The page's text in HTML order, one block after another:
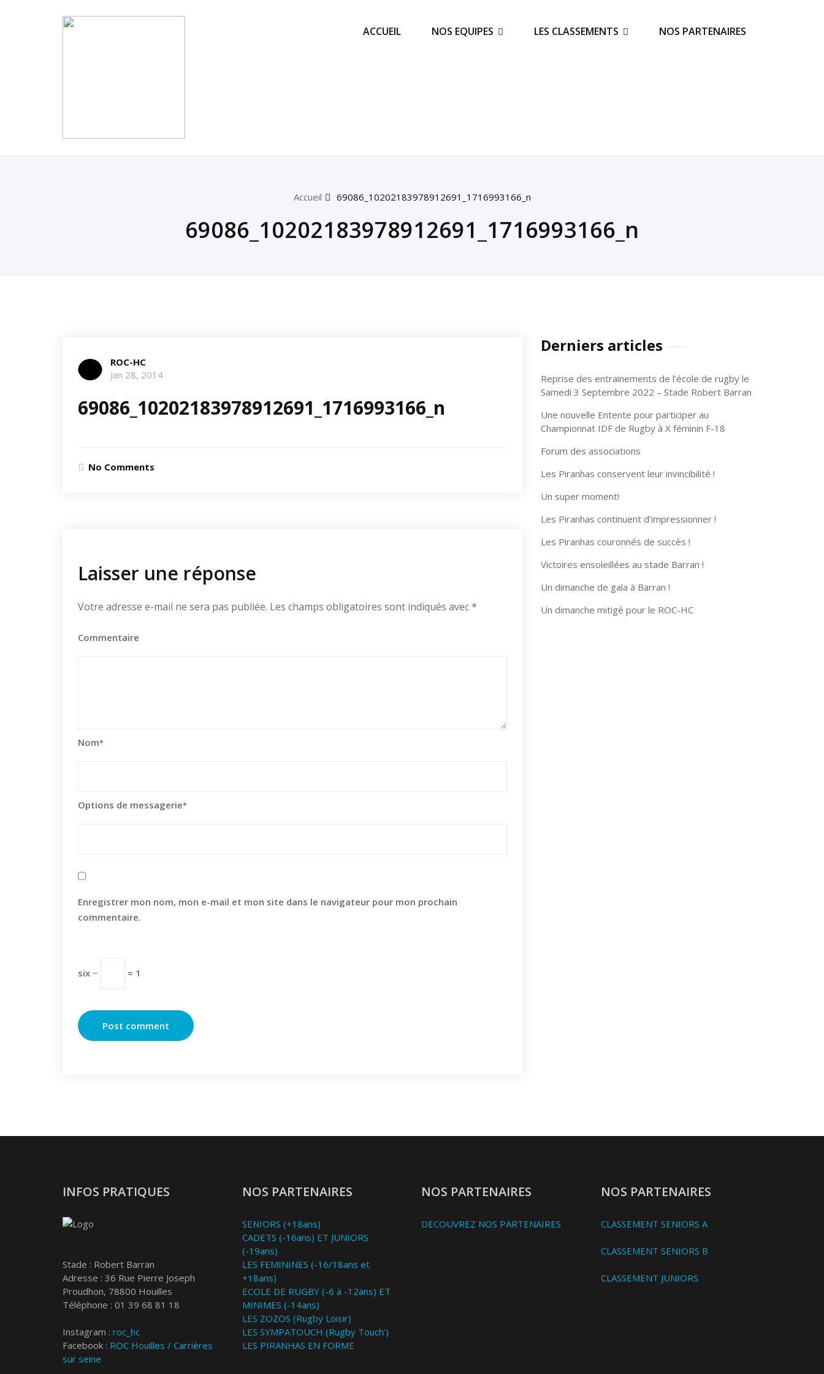
ACCUEIL NOS EQUIPES LES CLASSEMENTS NOS PARTENAIRES
Accueil 69086_10202183978912691_1716993166_n
69086_10202183978912691_1716993166_n
ROC-HC
Jan 28, 2014
69086_10202183978912691_1716993166_n
No Comments
Laisser une réponse
Votre adresse e-mail ne sera pas publiée. Les champs obligatoires sont indiqués avec*
Commentaire
Nom*
Options de messagerie*
Enregistrer mon nom, mon e-mail et mon site dans le navigateur pour mon prochain
commentaire.
six − = 1
Derniers articles
Reprise des entrainements de l’école de rugby le
Samedi 3 Septembre 2022 – Stade Robert Barran
Une nouvelle Entente pour participer au
Championnat IDF de Rugby à X féminin F-18
Forum des associations
Les Piranhas conservent leur invincibilité !
Un super moment!
Les Piranhas continuent d’impressionner !
Les Piranhas couronnés de succès !
Victoires ensoleillées au stade Barran !
Un dimanche de gala à Barran !
Un dimanche mitigé pour le ROC-HC
INFOS PRATIQUES
Stade : Robert Barran
Adresse : 36 Rue Pierre Joseph
Proudhon, 78800 Houilles
Téléphone : 01 39 68 81 18
Instagram : roc_hc
Facebook : ROC Houilles / Carrières
sur seine
NOS PARTENAIRES
SENIORS (+18ans)
CADETS (-16ans) ET JUNIORS
(-19ans)
LES FEMININES (-16/18ans et
+18ans)
ECOLE DE RUGBY (-6 à -12ans) ET
MINIMES (-14ans)
LES ZOZOS (Rugby Loisir)
LES SYMPATOUCH (Rugby Touch')
LES PIRANHAS EN FORME
NOS PARTENAIRES
DECOUVREZ NOS PARTENAIRES
NOS PARTENAIRES
CLASSEMENT SENIORS A
CLASSEMENT SENIORS B
CLASSEMENT JUNIORS